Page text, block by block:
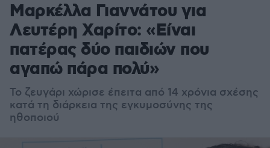
Μαρκέλλα Γιαννάτου για
Λευτέρη Χαρίτο: «Είναι
πατέρας δύο παιδιών που
αγαπώ πάρα πολύ»
Το ζευγάρι χώρισε έπειτα από 14 χρόνια σχέσης
κατά τη διάρκεια της εγκυμοσύνης της
ηθοποιού